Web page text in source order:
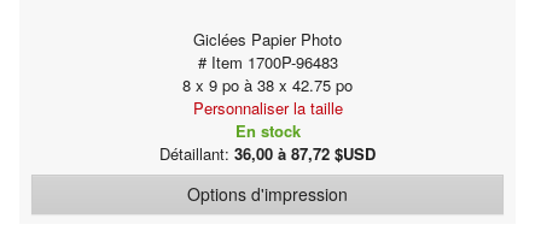
Giclées Papier Photo
# Item 1700P-96483
8 x 9 po à 38 x 42.75 po
Personnaliser la taille
En stock
Détaillant: 36,00 à 87,72 $USD
Options d'impression